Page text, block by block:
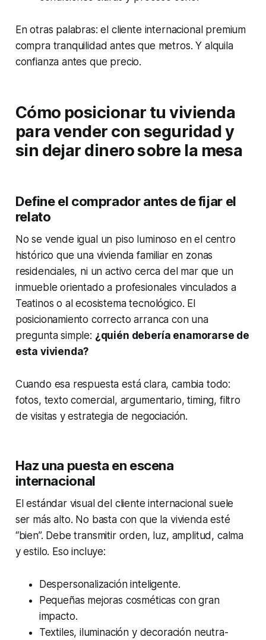
En otras palabras: el cliente internacional premium
compra tranquilidad antes que metros. Y alquila
confianza antes que precio.
Cómo posicionar tu vivienda
para vender con seguridad y
sin dejar dinero sobre la mesa
Define el comprador antes de fijar el
relato
No se vende igual un piso luminoso en el centro
histórico que una vivienda familiar en zonas
residenciales, ni un activo cerca del mar que un
inmueble orientado a profesionales vinculados a
Teatinos o al ecosistema tecnológico. El
posicionamiento correcto arranca con una
pregunta simple: ¿quién debería enamorarse de
esta vivienda?
Cuando esa respuesta está clara, cambia todo:
fotos, texto comercial, argumentario, timing, filtro
de visitas y estrategia de negociación.
Haz una puesta en escena
internacional
El estándar visual del cliente internacional suele
ser más alto. No basta con que la vivienda esté
“bien”. Debe transmitir orden, luz, amplitud, calma
y estilo. Eso incluye:
Despersonalización inteligente.
Pequeñas mejoras cosméticas con gran
impacto.
Textiles, iluminación y decoración neutra-